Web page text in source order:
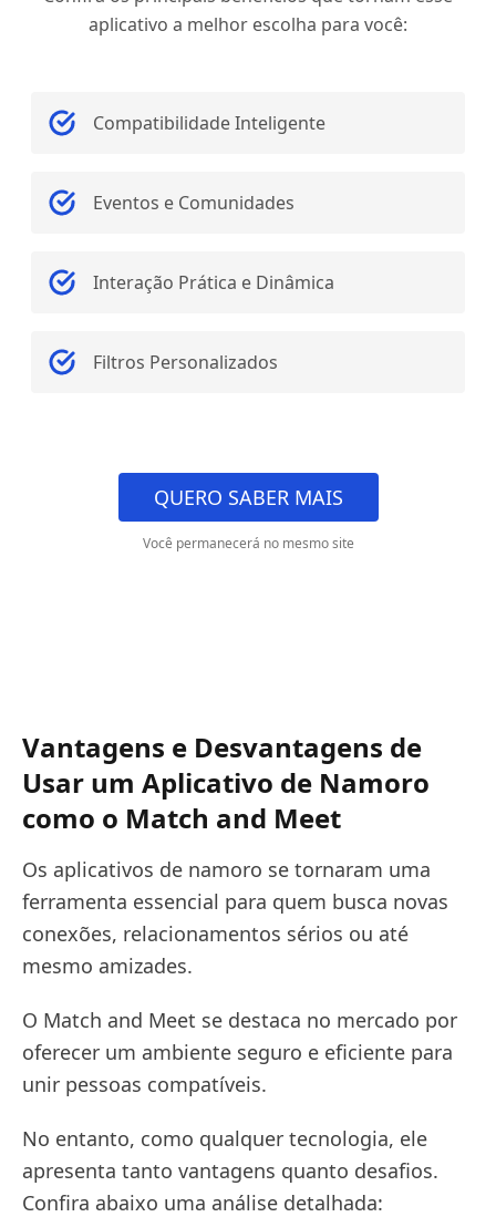
aplicativo a melhor escolha para você:
Compatibilidade Inteligente
Eventos e Comunidades
Interação Prática e Dinâmica
Filtros Personalizados
QUERO SABER MAIS
Você permanecerá no mesmo site
Vantagens e Desvantagens de
Usar um Aplicativo de Namoro
como o Match and Meet
Os aplicativos de namoro se tornaram uma
ferramenta essencial para quem busca novas
conexões, relacionamentos sérios ou até
mesmo amizades.
O Match and Meet se destaca no mercado por
oferecer um ambiente seguro e eficiente para
unir pessoas compatíveis.
No entanto, como qualquer tecnologia, ele
apresenta tanto vantagens quanto desafios.
Confira abaixo uma análise detalhada: